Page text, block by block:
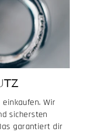
Wir
sichersten
garantiert dir